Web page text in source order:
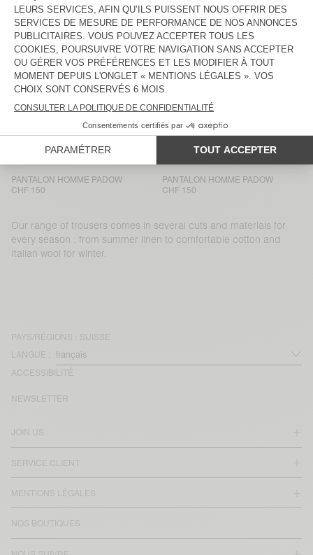
PANTALON HOMME AYANY
CHF 200
PANTALON HOMME TYSCO
CHF 215
PANTALON HOMME AYANY
CHF 225
PANTALON HOMME LYCAZ
CHF 150
PANTALON HOMME LYCAZ
CHF 150
PANTALON HOMME JAZY
CHF 130
PANTALON HOMME PADOW
PANTALON HOMME PADOW
CHF 150
PANTALON HOMME PADOW
CHF 150
PANTALON HOMME PADOW
CHF 150
Our range of trousers comes in several cuts and materials for
every season : from summer linen to comfortable cotton and
Italian wool for winter.
PAYS/RÉGIONS : SUISSE
LANGUE :
ACCESSIBILITÉ
JOIN US
SERVICE CLIENT
MENTIONS LÉGALES
NOS BOUTIQUES
NEWSLETTER